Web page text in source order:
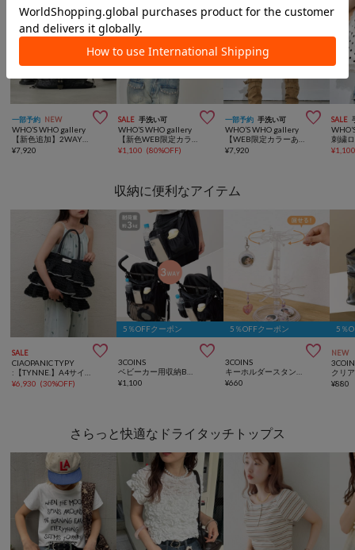
一部予約 NEW 
WHO’S WHO gallery
¥7,920
SALE 手洗い可 
WHO’S WHO gallery
¥1,100 (80%OFF)
一部予約 手洗い可 
WHO’S WHO gallery
¥7,920
SALE
¥
収納に便利なアイテム
SALE 
CIAOPANIC TYPY
¥6,930 (30%OFF)
5％OFFクーポン

3COINS
¥1,100
5％OFFクーポン

3COINS
¥660
5％
NEW
¥880
さらっと快適なドライタッチトップス